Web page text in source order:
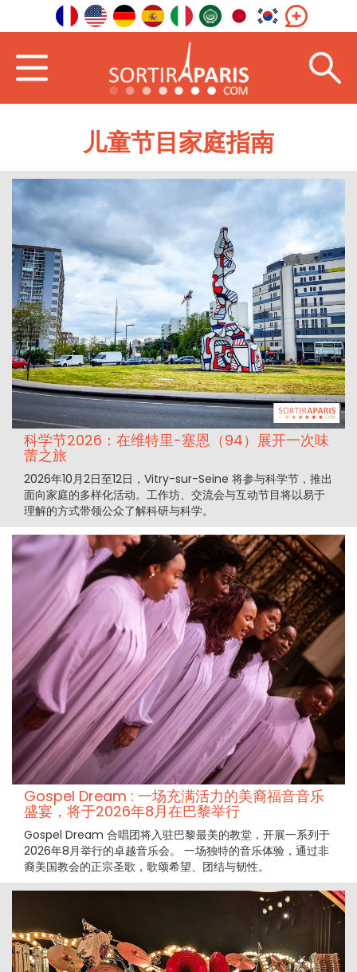
儿童节目家庭指南
科学节2026：在维特里-塞恩（94）展开一次味
蕾之旅
2026年10月2日至12日，Vitry-sur-Seine 将参与科学节，推出
面向家庭的多样化活动。工作坊、交流会与互动节目将以易于
理解的方式带领公众了解科研与科学。
Gospel Dream : 一场充满活力的美裔福音音乐
盛宴，将于2026年8月在巴黎举行
Gospel Dream 合唱团将入驻巴黎最美的教堂，开展一系列于
2026年8月举行的卓越音乐会。 一场独特的音乐体验，通过非
裔美国教会的正宗圣歌，歌颂希望、团结与韧性。